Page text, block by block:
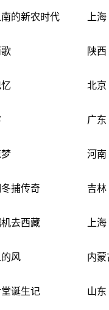
的新农时代 上海
陕西
北京
广东
河南
捕传奇 吉林
去西藏 上海
风 内蒙
诞生记 山东